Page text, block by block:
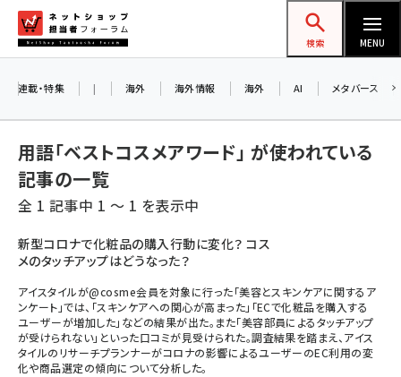
ン
ネットショップ担当者フォーラム
検索 MENU
amazon (2259)
yahoo (1910)
楽天 (1878)
ecbeing (1213)
アスクル (1126)
base (1085)
連載・特集 | 海外 海外情報 海外 AI メタバース
用語「ベストコスメアワード」 が使われている
記事の一覧
全 1 記事中 1 ～ 1 を表示中
新型コロナで化粧品の購入行動に変化？ コス
メのタッチアップはどうなった？
アイスタイルが@cosme会員を対象に行った「美容とスキンケアに関するア
ンケート」では、「スキンケアへの関心が高まった」「ECで化粧品を購入する
ユーザーが増加した」などの結果が出た。また「美容部員によるタッチアップ
が受けられない」といった口コミが見受けられた。調査結果を踏まえ、アイス
タイルのリサーチプランナーがコロナの影響によるユーザーのEC利用の変
化や商品選定の傾向について分析した。
一手」とは？ アルペン、オイシックス、元UA責
任者が登壇のリアルECセミナー（8/26＠東
8/26（水）、東京・四谷で開催。登壇者・聴講
者と交流できる交流会も実施します。すべて